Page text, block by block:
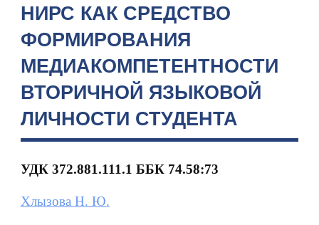
НИРС КАК СРЕДСТВО
ФОРМИРОВАНИЯ
МЕДИАКОМПЕТЕНТНОСТИ
ВТОРИЧНОЙ ЯЗЫКОВОЙ
ЛИЧНОСТИ СТУДЕНТА
УДК 372.881.111.1 ББК74.58:73
Хлызова Н. Ю.